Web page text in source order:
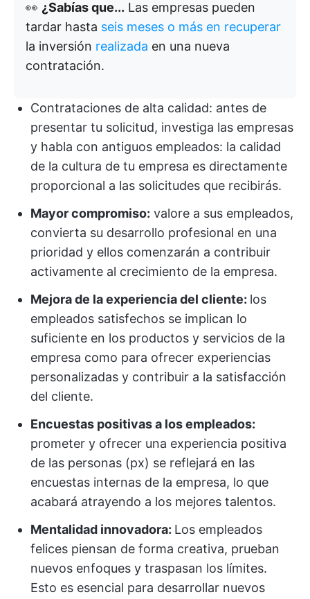
👀 ¿Sabías que... Las empresas pueden
tardar hasta seis meses o más en recuperar
la inversión realizada en una nueva
contratación.
Contrataciones de alta calidad: antes de
presentar tu solicitud, investiga las empresas
y habla con antiguos empleados: la calidad
de la cultura de tu empresa es directamente
proporcional a las solicitudes que recibirás.
Mayor compromiso: valore a sus empleados,
convierta su desarrollo profesional en una
prioridad y ellos comenzarán a contribuir
activamente al crecimiento de la empresa.
Mejora de la experiencia del cliente: los
empleados satisfechos se implican lo
suficiente en los productos y servicios de la
empresa como para ofrecer experiencias
personalizadas y contribuir a la satisfacción
del cliente.
Encuestas positivas a los empleados:
prometer y ofrecer una experiencia positiva
de las personas (px) se reflejará en las
encuestas internas de la empresa, lo que
acabará atrayendo a los mejores talentos.
Mentalidad innovadora: Los empleados
felices piensan de forma creativa, prueban
nuevos enfoques y traspasan los límites.
Esto es esencial para desarrollar nuevos